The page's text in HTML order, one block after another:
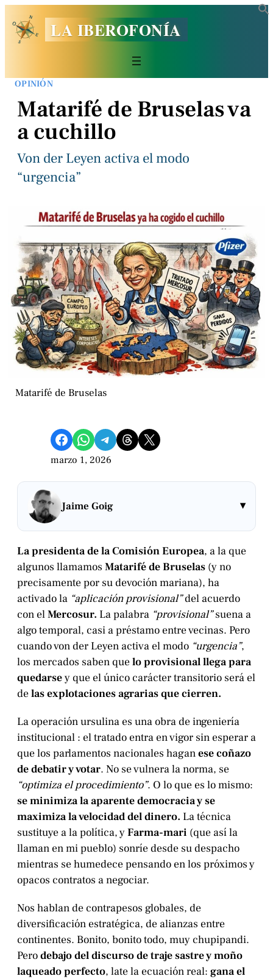
LA IBEROFONÍA
OPINIÓN
Matarifé de Bruselas va
a cuchillo
Von der Leyen activa el modo
“urgencia”
Matarifé de Bruselas
Compartir en Facebook Compartir en WhatsApp Compartir en Telegram Share on Threads Compartir en X
marzo 1, 2026
Jaime Goig ▾
La presidenta de la Comisión Europea, a la que
algunos llamamos Matarifé de Bruselas (y no
precisamente por su devoción mariana), ha
activado la “aplicación provisional”del acuerdo
con elMercosur. La palabra “provisional”suena a
algo temporal, casi a préstamo entre vecinas. Pero
cuando von der Leyen activa el modo “urgencia”,
los mercados saben quelo provisional llega para
quedarsey que el único carácter transitorio será el
delas explotaciones agrarias que cierren.
La operación ursulina es una obra de ingeniería
institucional : el tratado entra en vigor sin esperar a
que los parlamentos nacionales haganese coñazo
de debatir y votar. No se vulnera la norma, se
“optimiza el procedimiento”. O lo que es lo mismo:
se minimiza la aparente democracia y se
maximiza la velocidad del dinero. La técnica
sustituye a la política, yFarma-mari (que así la
llaman en mi pueblo) sonríe desde su despacho
mientras se humedece pensando en los próximos y
opacos contratos a negociar.
Nos hablan de contrapesos globales, de
diversificación estratégica, de alianzas entre
continentes. Bonito, bonito todo, muy chupipandi.
Perodebajo del discurso de traje sastre y moño
laqueadoperfecto, late la ecuación real: gana el